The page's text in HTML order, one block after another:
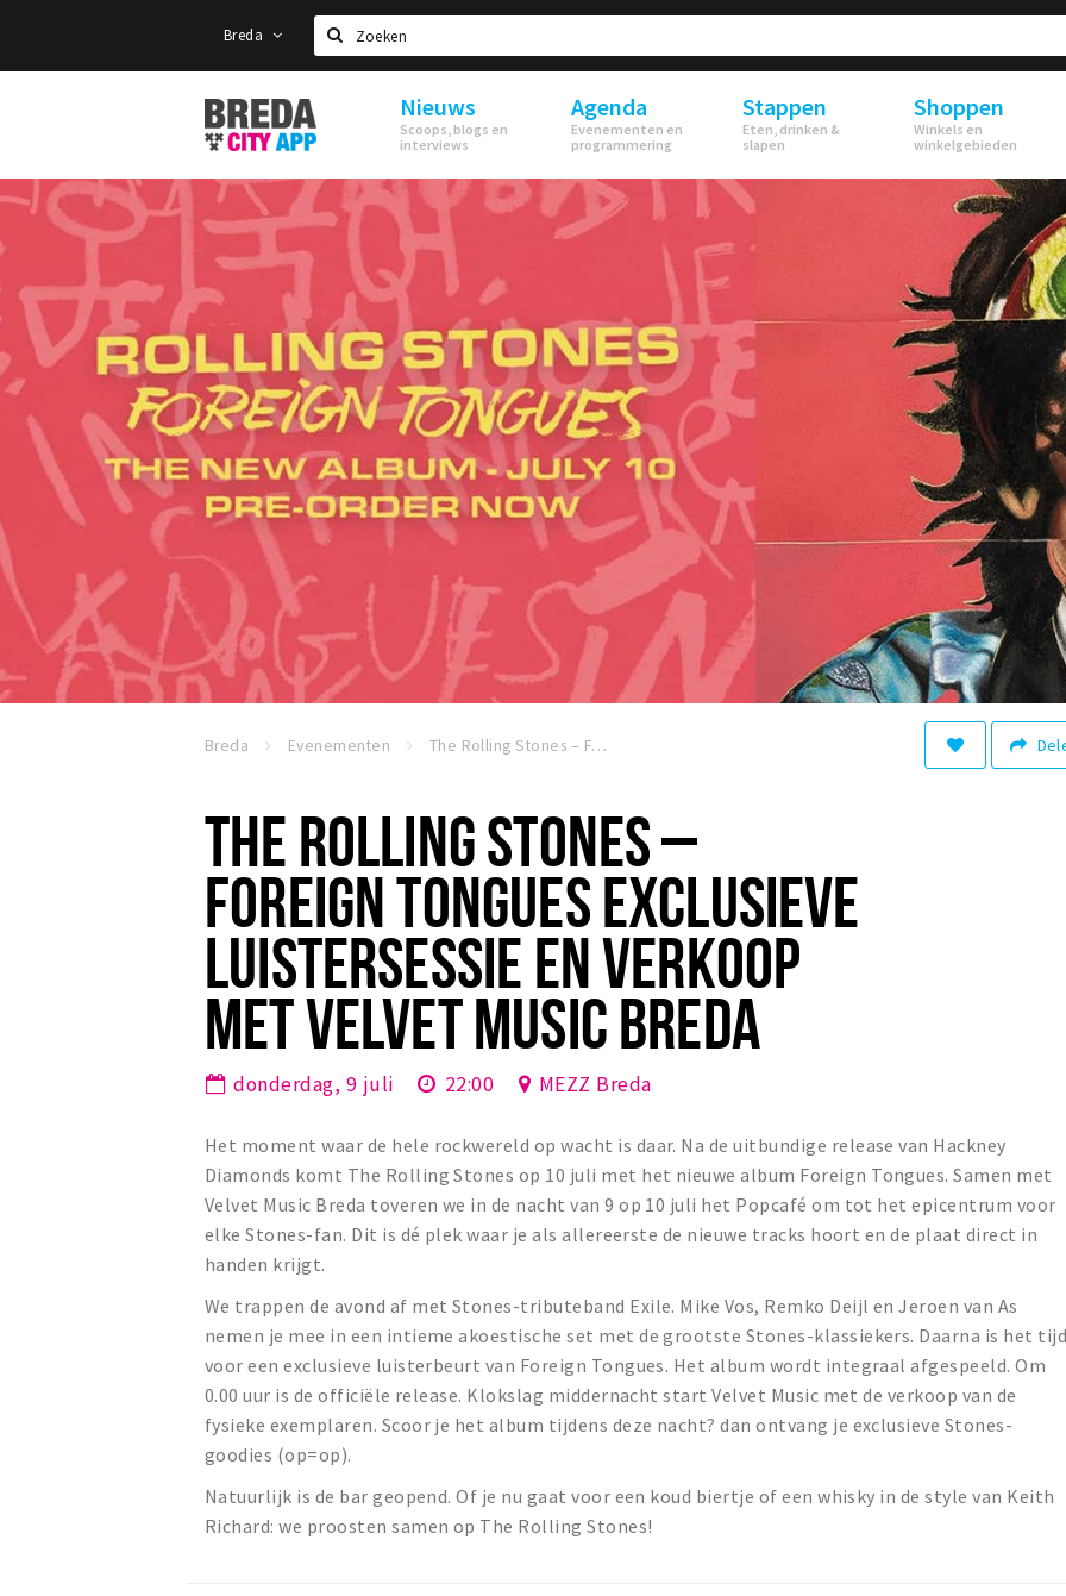
Breda
Zoeken
Stappen
&
Shoppen
Breda
Nieuws
Scoops, blogs en
interviews
Agenda
Evenementen en
programmering
Stappen
Eten, drinken &
slapen
Shoppen
Winkels en
winkelgebieden
Breda Evenementen The Rolling Stones – Foreign Tongues exclusieve luistersessie en verkoop met Velvet Music Breda
THE ROLLING STONES –
FOREIGN TONGUES EXCLUSIEVE
LUISTERSESSIE EN VERKOOP
MET VELVET MUSIC BREDA
donderdag, 9 juli 22:00 MEZZ Breda
Het moment waar de hele rockwereld op wacht is daar. Na de uitbundige release van Hackney
Diamonds komt The Rolling Stones op 10 juli met het nieuwe album Foreign Tongues. Samen met
Velvet Music Breda toveren we in de nacht van 9 op 10 juli het Popcafé om tot het epicentrum voor
elke Stones-fan. Dit is dé plek waar je als allereerste de nieuwe tracks hoort en de plaat direct in
handen krijgt.
We trappen de avond af met Stones-tributeband Exile. Mike Vos, Remko Deijl en Jeroen van As
nemen je mee in een intieme akoestische set met de grootste Stones-klassiekers. Daarna is het tijd
voor een exclusieve luisterbeurt van Foreign Tongues. Het album wordt integraal afgespeeld. Om
0.00 uur is de officiële release. Klokslag middernacht start Velvet Music met de verkoop van de
fysieke exemplaren. Scoor je het album tijdens deze nacht? dan ontvang je exclusieve Stones-
goodies (op=op).
Natuurlijk is de bar geopend. Of je nu gaat voor een koud biertje of een whisky in de style van Keith
Richard: we proosten samen op The Rolling Stones!